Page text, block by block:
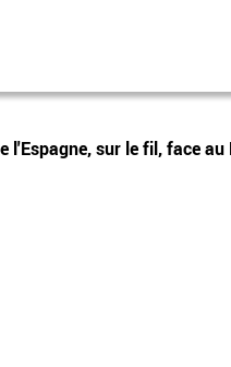
l'Espagne, sur le fil, face